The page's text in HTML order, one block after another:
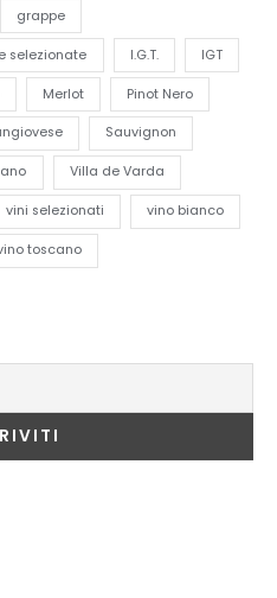
grappe
selezionate I.G.T. IGT
Merlot Pinot Nero
Sauvignon
Villa de Varda
vini selezionati vino bianco
toscano